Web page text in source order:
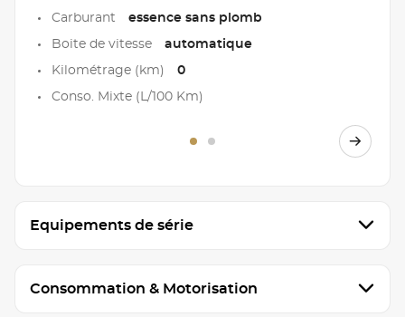
Carburant essence sans plomb
Boite de vitesse automatique
Kilométrage (km) 0
Conso. Mixte (L/100 Km)
Equipements de série
Consommation & Motorisation